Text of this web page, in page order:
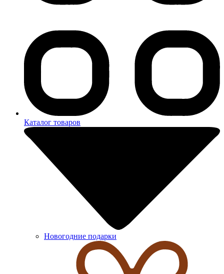
Каталог товаров
Новогодние подарки